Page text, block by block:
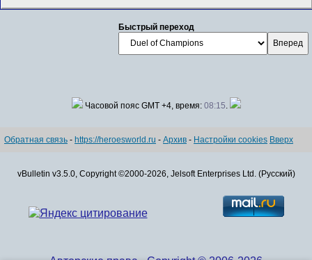
Быстрый переход
Часовой пояс GMT +4, время: 08:15.
Обратная связь - https://heroesworld.ru - Архив - Настройки cookies Вверх
vBulletin v3.5.0, Copyright ©2000-2026, Jelsoft Enterprises Ltd. (Русский)